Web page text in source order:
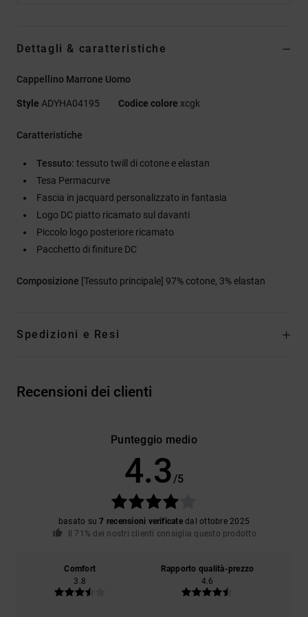
Dettagli & caratteristiche
Cappellino Marrone Uomo
Style ADYHA04195 Codice colore xcgk
Caratteristiche
Tessuto: tessuto twill di cotone e elastan
Tesa Permacurve
Fascia in jacquard personalizzato in fantasia
Logo DC piatto ricamato sul davanti
Piccolo logo posteriore ricamato
Pacchetto di finiture DC
Composizione [Tessuto principale] 97% cotone, 3% elastan
Spedizioni e Resi
Recensioni dei clienti
Punteggio medio
4.3 /5
basato su7 recensioni verificatedal ottobre 2025
Il 71% dei nostri clienti consiglia questo prodotto
Comfort
3.8
Rapporto qualità-prezzo
4.6